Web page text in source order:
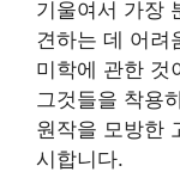
기울여서 가장
견하는 데 어려
미학에 관한 것
그것들을 착용
원작을 모방한
시합니다.